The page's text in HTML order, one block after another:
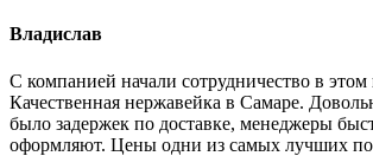
Владислав
С компанией начали сотрудничество в этом
Качественная нержавейка в Самаре.
было задержек по доставке, менеджеры
оформляют. Цены одни из самых лучших по